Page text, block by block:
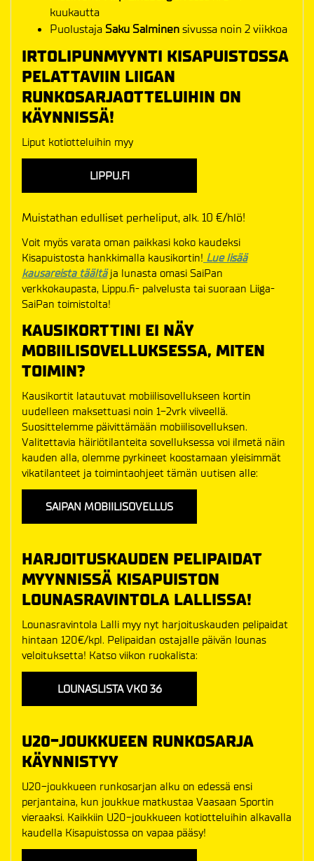
kuukautta
Puolustaja Saku Salminensivussa noin 2 viikkoa
IRTOLIPUNMYYNTI KISAPUISTOSSA
PELATTAVIIN LIIGAN
RUNKOSARJAOTTELUIHIN ON
KÄYNNISSÄ!
Liput kotiotteluihin myy
LIPPU.FI
Muistathan edulliset perheliput, alk. 10 €/hlö!
Voit myös varata oman paikkasi koko kaudeksi
Kisapuistosta hankkimalla kausikortin! Lue lisää
kausareista täältäja lunasta omasi SaiPan
verkkokaupasta, Lippu.fi- palvelusta tai suoraan Liiga-
SaiPan toimistolta!
KAUSIKORTTINI EI NÄY
MOBIILISOVELLUKSESSA, MITEN
TOIMIN?
Kausikortit latautuvat mobiilisovellukseen kortin
uudelleen maksettuasi noin 1-2vrk viiveellä.
Suosittelemme päivittämään mobiilisovelluksen.
Valitettavia häiriötilanteita sovelluksessa voi ilmetä näin
kauden alla, olemme pyrkineet koostamaan yleisimmät
vikatilanteet ja toimintaohjeet tämän uutisen alle:
SAIPAN MOBIILISOVELLUS
HARJOITUSKAUDEN PELIPAIDAT
MYYNNISSÄ KISAPUISTON
LOUNASRAVINTOLA LALLISSA!
Lounasravintola Lalli myy nyt harjoituskauden pelipaidat
hintaan 120€/kpl. Pelipaidan ostajalle päivän lounas
veloituksetta! Katso viikon ruokalista:
LOUNASLISTA VKO 36
U20-JOUKKUEEN RUNKOSARJA
KÄYNNISTYY
U20-joukkueen runkosarjan alku on edessä ensi
perjantaina, kun joukkue matkustaa Vaasaan Sportin
vieraaksi. Kaikkiin U20-joukkueen kotiotteluihin alkavalla
kaudella Kisapuistossa on vapaa pääsy!